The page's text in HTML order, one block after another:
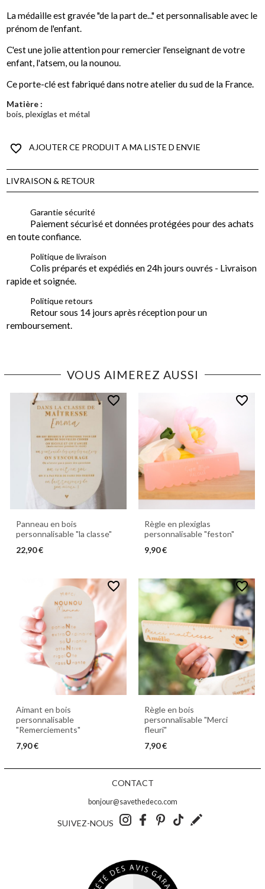
La médaille est gravée "de la part de..." et personnalisable avec le
prénom de l'enfant.
C'est une jolie attention pour remercier l'enseignant de votre
enfant, l'atsem, ou la nounou.
Ce porte-clé est fabriqué dans notre atelier du sud de la France.
Matière :
bois, plexiglas et métal
favorite_border AJOUTER CE PRODUIT A MA LISTE D ENVIE
LIVRAISON & RETOUR
Garantie sécurité
Paiement sécurisé et données protégées pour des achats
en toute confiance.
Politique de livraison
Colis préparés et expédiés en 24h jours ouvrés - Livraison
rapide et soignée.
Politique retours
Retour sous 14 jours après réception pour un
remboursement.
VOUS AIMEREZ AUSSI
favorite_border
Panneau en bois
personnalisable "la classe"
22,90 €
favorite_border
Règle en plexiglas
personnalisable "feston"
9,90 €
favorite_border
Aimant en bois
personnalisable
"Remerciements"
7,90 €
favorite_border
Règle en bois
personnalisable "Merci
fleuri"
7,90 €
CONTACT
bonjour@savethedeco.com
SUIVEZ-NOUS